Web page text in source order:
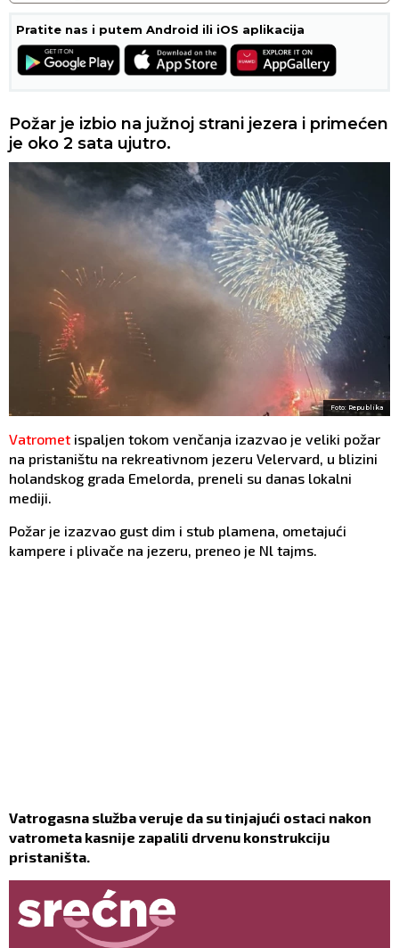
Pratite nas i putem Android ili iOS aplikacija
Požar je izbio na južnoj strani jezera i primećen
je oko 2 sata ujutro.
Foto: Republika
Vatromet ispaljen tokom venčanja izazvao je veliki požar
na pristaništu na rekreativnom jezeru Velervard, u blizini
holandskog grada Emelorda, preneli su danas lokalni
mediji.
Požar je izazvao gust dim i stub plamena, ometajući
kampere i plivače na jezeru, preneo je Nl tajms.
Vatrogasna služba veruje da su tinjajući ostaci nakon
vatrometa kasnije zapalili drvenu konstrukciju
pristaništa.